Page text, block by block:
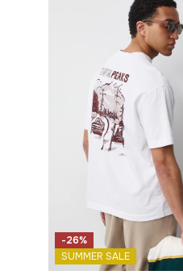
-26%
SUMMER SALE